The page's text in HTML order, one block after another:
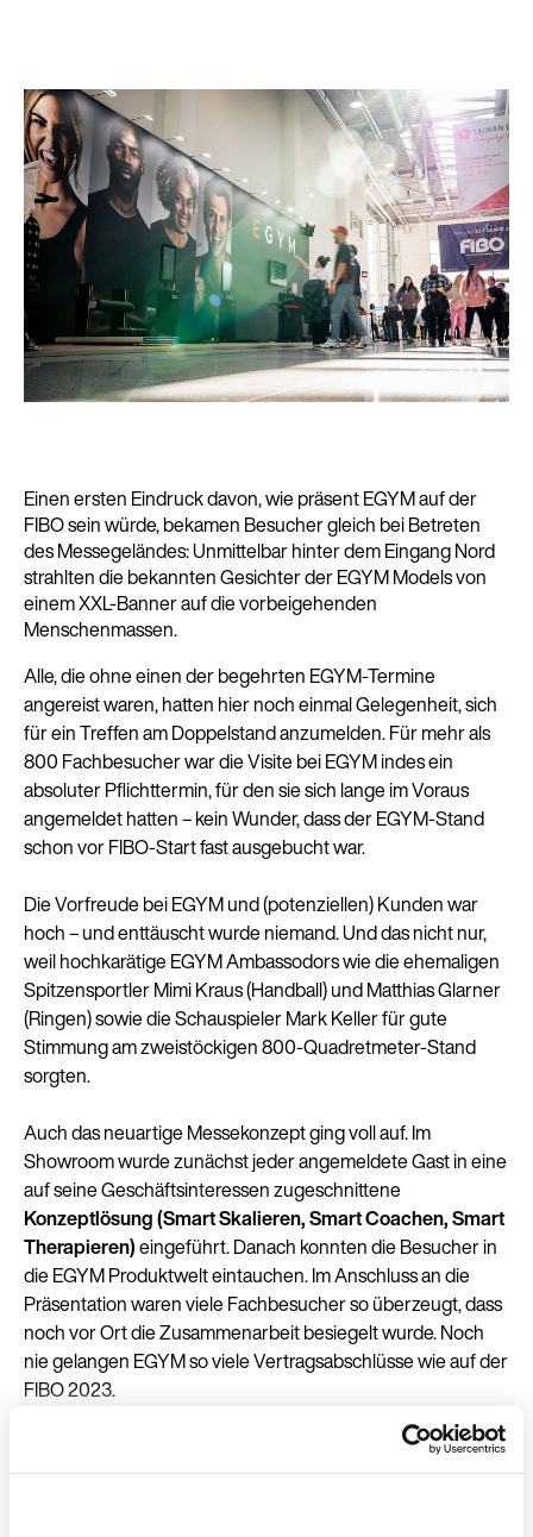
Einen ersten Eindruck davon, wie präsent EGYM auf der
FIBO sein würde, bekamen Besucher gleich bei Betreten
des Messegeländes: Unmittelbar hinter dem Eingang Nord
strahlten die bekannten Gesichter der EGYM Models von
einem XXL-Banner auf die vorbeigehenden
Menschenmassen.
Alle, die ohne einen der begehrten EGYM-Termine
angereist waren, hatten hier noch einmal Gelegenheit, sich
für ein Treffen am Doppelstand anzumelden. Für mehr als
800 Fachbesucher war die Visite bei EGYM indes ein
absoluter Pflichttermin, für den sie sich lange im Voraus
angemeldet hatten – kein Wunder, dass der EGYM-Stand
schon vor FIBO-Start fast ausgebucht war.
Die Vorfreude bei EGYM und (potenziellen) Kunden war
hoch – und enttäuscht wurde niemand. Und das nicht nur,
weil hochkarätige EGYM Ambassodors wie die ehemaligen
Spitzensportler Mimi Kraus (Handball) und Matthias Glarner
(Ringen) sowie die Schauspieler Mark Keller für gute
Stimmung am zweistöckigen 800-Quadretmeter-Stand
sorgten.
Auch das neuartige Messekonzept ging voll auf. Im
Showroom wurde zunächst jeder angemeldete Gast in eine
auf seine Geschäftsinteressen zugeschnittene
Konzeptlösung (Smart Skalieren, Smart Coachen, Smart
Therapieren)eingeführt. Danach konnten die Besucher in
die EGYM Produktwelt eintauchen. Im Anschluss an die
Präsentation waren viele Fachbesucher so überzeugt, dass
noch vor Ort die Zusammenarbeit besiegelt wurde. Noch
nie gelangen EGYM so viele Vertragsabschlüsse wie auf der
FIBO 2023.
Für den durchschlagenden Erfolg gab es mehrere Gründe:
unsere intuitiv nutzbarenKraftgeräte, die fast durchgehend